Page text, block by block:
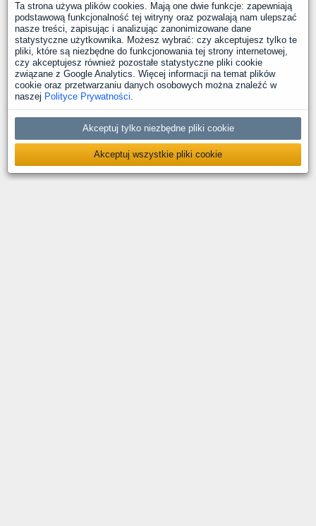
Ta strona używa plików cookies. Mają one dwie funkcje: zapewniają
podstawową funkcjonalność tej witryny oraz pozwalają nam ulepszać
nasze treści, zapisując i analizując zanonimizowane dane
statystyczne użytkownika. Możesz wybrać: czy akceptujesz tylko te
pliki, które są niezbędne do funkcjonowania tej strony internetowej,
czy akceptujesz również pozostałe statystyczne pliki cookie
związane z Google Analytics. Więcej informacji na temat plików
cookie oraz przetwarzaniu danych osobowych można znaleźć w
naszej Polityce Prywatności.
Akceptuj tylko niezbędne pliki cookie
Akceptuj wszystkie pliki cookie